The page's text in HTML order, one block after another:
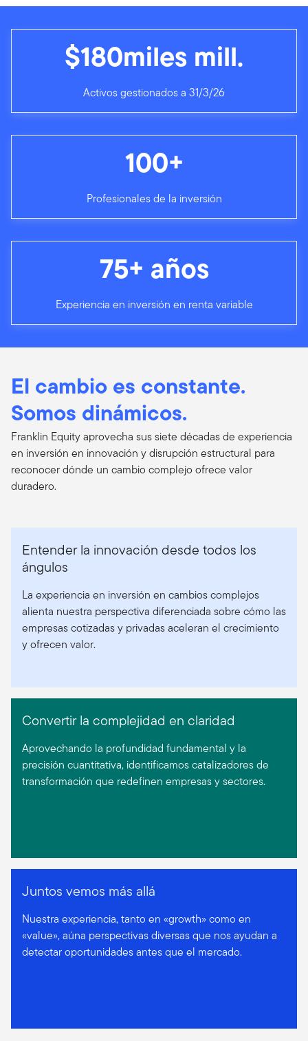
$180miles mill.
Activos gestionados a 31/3/26
100+
Profesionales de la inversión
75+ años
Experiencia en inversión en renta variable
El cambio es constante.
Somos dinámicos.
Franklin Equity aprovecha sus siete décadas de experiencia
en inversión en innovación y disrupción estructural para
reconocer dónde un cambio complejo ofrece valor
duradero.
Entender la innovación desde todos los
ángulos
La experiencia en inversión en cambios complejos
alienta nuestra perspectiva diferenciada sobre cómo las
empresas cotizadas y privadas aceleran el crecimiento
y ofrecen valor.
Convertir la complejidad en claridad
Aprovechando la profundidad fundamental y la
precisión cuantitativa, identificamos catalizadores de
transformación que redefinen empresas y sectores.
Juntos vemos más allá
Nuestra experiencia, tanto en «growth» como en
«value», aúna perspectivas diversas que nos ayudan a
detectar oportunidades antes que el mercado.